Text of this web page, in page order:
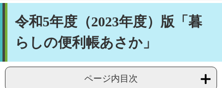
。
て
令和5年度（2023年度）版「暮
らしの便利帳あさか」
ページ内目次